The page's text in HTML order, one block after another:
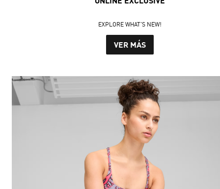
EXPLORE WHAT'S NEW!
VER MÁS